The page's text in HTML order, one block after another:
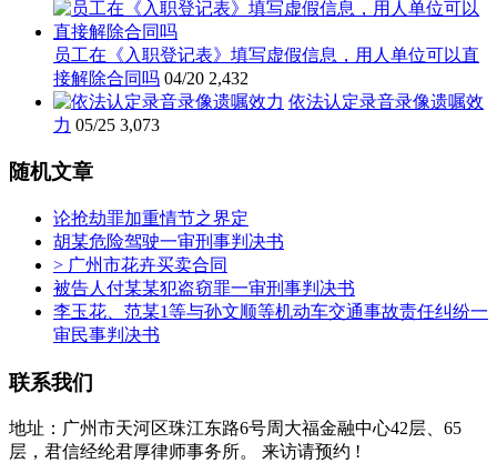
员工在《入职登记表》填写虚假信息，用人单位可以直
接解除合同吗 04/20 2,432
依法认定录音录像遗嘱效
力 05/25 3,073
随机文章
论抢劫罪加重情节之界定
胡某危险驾驶一审刑事判决书
> 广州市花卉买卖合同
被告人付某某犯盗窃罪一审刑事判决书
李玉花、范某1等与孙文顺等机动车交通事故责任纠纷一
审民事判决书
联系我们
地址：广州市天河区珠江东路6号周大福金融中心42层、65
层，君信经纶君厚律师事务所。 来访请预约 !